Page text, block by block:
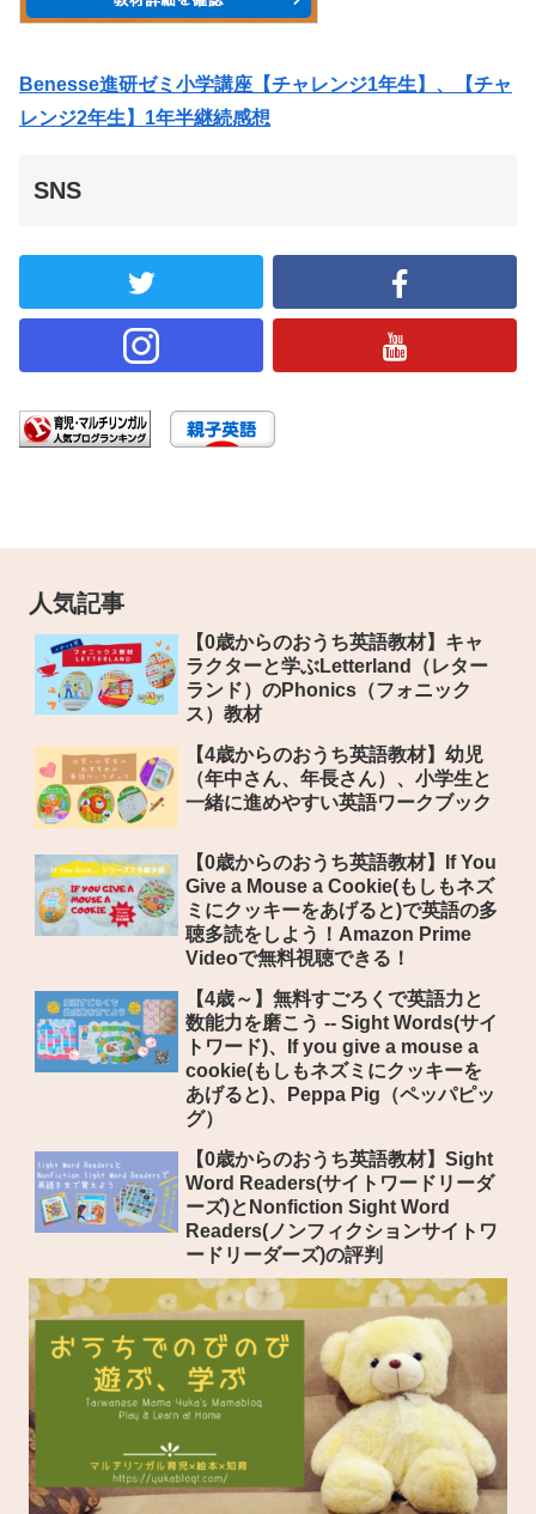
Benesse進研ゼミ小学講座【チャレンジ1年生】、【チャ
レンジ2年生】1年半継続感想
SNS
人気記事
【0歳からのおうち英語教材】キャ
ラクターと学ぶLetterland（レター
ランド）のPhonics（フォニック
ス）教材
【4歳からのおうち英語教材】幼児
（年中さん、年長さん）、小学生と
一緒に進めやすい英語ワークブック
【0歳からのおうち英語教材】If You
Give a Mouse a Cookie(もしもネズ
ミにクッキーをあげると)で英語の多
聴多読をしよう！Amazon Prime
Videoで無料視聴できる！
【4歳～】無料すごろくで英語力と
数能力を磨こう -- Sight Words(サイ
トワード)、If you give a mouse a
cookie(もしもネズミにクッキーを
あげると)、Peppa Pig（ペッパピッ
グ）
【0歳からのおうち英語教材】Sight
Word Readers(サイトワードリーダ
ーズ)とNonfiction Sight Word
Readers(ノンフィクションサイトワ
ードリーダーズ)の評判